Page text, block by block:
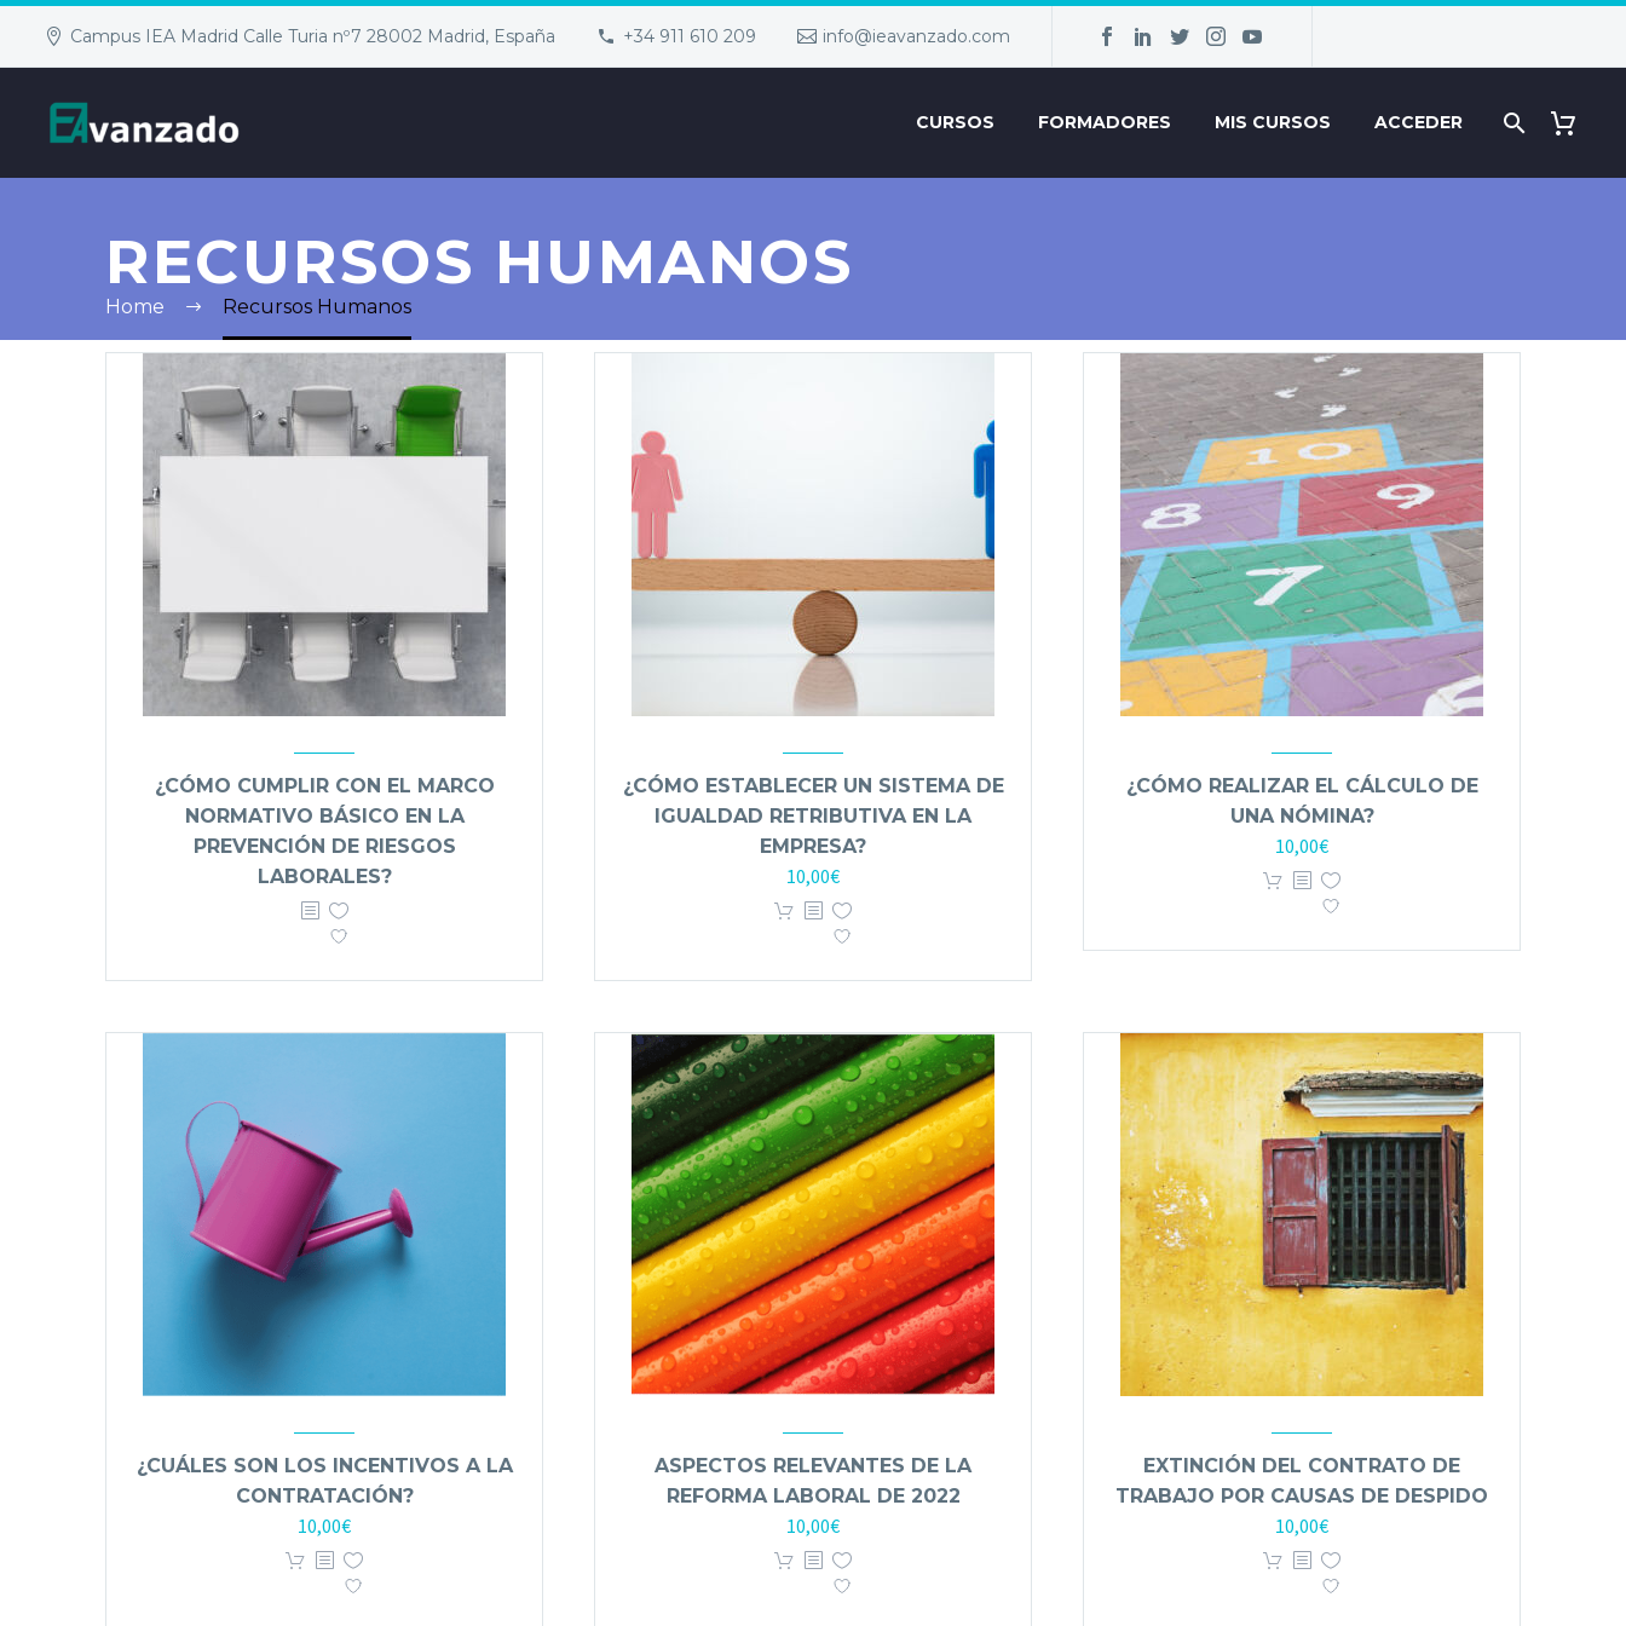
Campus IEA Madrid Calle Turia nº7 28002 Madrid, España +34 911 610 209 info@ieavanzado.com
CURSOS FORMADORES MIS CURSOS ACCEDER
RECURSOS HUMANOS
Home Recursos Humanos
¿CÓMO CUMPLIR CON EL MARCO
NORMATIVO BÁSICO EN LA
PREVENCIÓN DE RIESGOS
LABORALES?
¿CÓMO ESTABLECER UN SISTEMA DE
IGUALDAD RETRIBUTIVA EN LA
EMPRESA?
10,00€
¿CÓMO REALIZAR EL CÁLCULO DE
UNA NÓMINA?
10,00€
¿CUÁLES SON LOS INCENTIVOS A LA
CONTRATACIÓN?
10,00€
ASPECTOS RELEVANTES DE LA
REFORMA LABORAL DE 2022
10,00€
EXTINCIÓN DEL CONTRATO DE
TRABAJO POR CAUSAS DE DESPIDO
10,00€